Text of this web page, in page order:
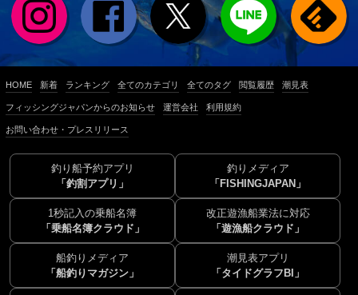
HOME 新着 ランキング 全てのカテゴリ 全てのタグ 閲覧履歴 潮見表
フィッシングジャパンからのお知らせ 運営会社 利用規約
お問い合わせ・プレスリリース
釣り船予約アプリ
「釣割アプリ」
釣りメディア
「FISHINGJAPAN」
1秒記入の乗船名簿
「乗船名簿クラウド」
改正遊漁船業法に対応
「遊漁船クラウド」
船釣りメディア
「船釣りマガジン」
潮見表アプリ
「タイドグラフBI」